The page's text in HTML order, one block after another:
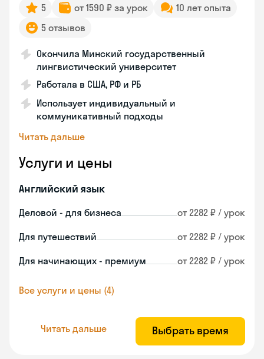
5 от 1590 ₽ за урок
10 лет опыта
5 отзывов
Окончила Минский государственный
лингвистический университет
Работала в США, РФ и РБ
Использует индивидуальный и
коммуникативный подходы
Читать дальше
Услуги и цены
Английский язык
Деловой - для бизнеса от 2282 ₽ / урок
Для путешествий от 2282 ₽ / урок
Для начинающих - премиум от 2282 ₽ / урок
Все услуги и цены (4)
Читать дальше Выбрать время